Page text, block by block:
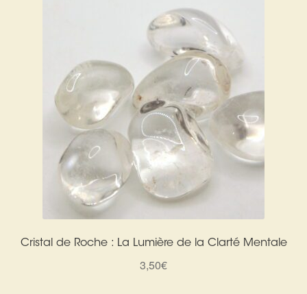
Cristal de Roche : La Lumière de la Clarté Mentale
3,50€